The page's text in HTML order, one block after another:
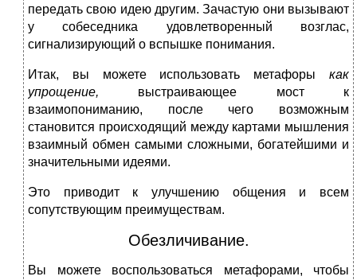
передать свою идею другим. Зачастую они вызывают
у собеседника удовлетворенный возглас,
сигнализирующий о вспышке понимания.
Итак, вы можете использовать метафоры как
упрощение, выстраивающее мост к
взаимопониманию, после чего возможным
становится происходящий между картами мышления
взаимный обмен самыми сложными, богатейшими и
значительными идеями.
Это приводит к улучшению общения и всем
сопутствующим преимуществам.
Обезличивание.
Вы можете воспользоваться метафорами, чтобы